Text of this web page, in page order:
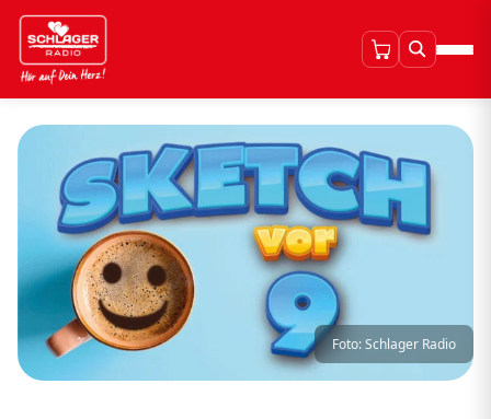
Foto: Schlager Radio